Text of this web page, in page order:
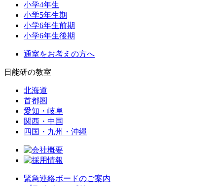
小学4年生
小学5年生期
小学6年生前期
小学6年生後期
通室をお考えの方へ
日能研の教室
北海道
首都圏
愛知・岐阜
関西・中国
四国・九州・沖縄
緊急連絡ボードのご案内